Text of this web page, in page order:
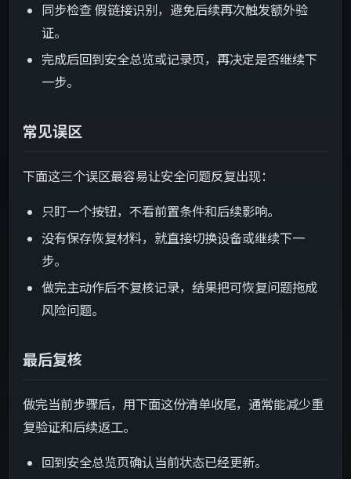
同步检查 假链接识别，避免后续再次触发额外验
证。
完成后回到安全总览或记录页，再决定是否继续下
一步。
常见误区
下面这三个误区最容易让安全问题反复出现：
只盯一个按钮，不看前置条件和后续影响。
没有保存恢复材料，就直接切换设备或继续下一
步。
做完主动作后不复核记录，结果把可恢复问题拖成
风险问题。
最后复核
做完当前步骤后，用下面这份清单收尾，通常能减少重
复验证和后续返工。
回到安全总览页确认当前状态已经更新。